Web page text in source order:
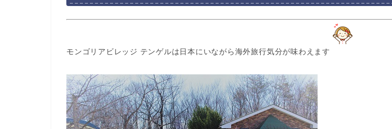
モンゴリアビレッジ テンゲルは日本にいながら海外旅行気分が味わえます